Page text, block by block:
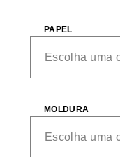
PAPEL
MOLDURA